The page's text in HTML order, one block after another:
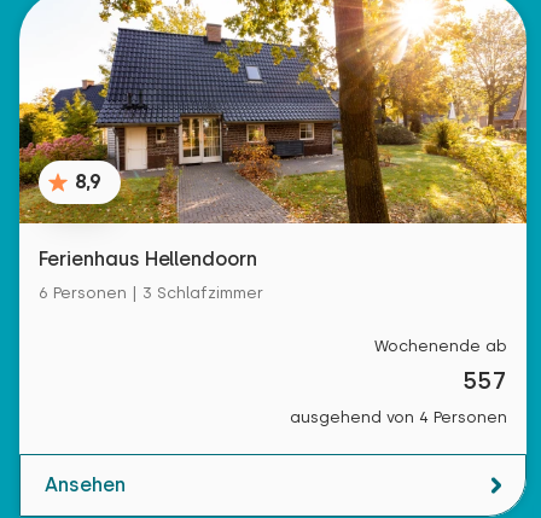
8,9
Ferienhaus Hellendoorn
6 Personen | 3 Schlafzimmer
Wochenende ab
557
ausgehend von 4 Personen
Ansehen